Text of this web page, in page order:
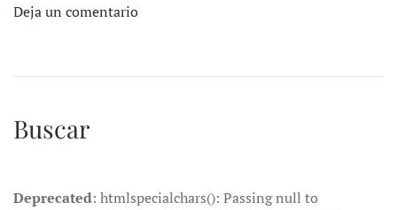
Deja un comentario
Buscar
Deprecated: htmlspecialchars(): Passing null to